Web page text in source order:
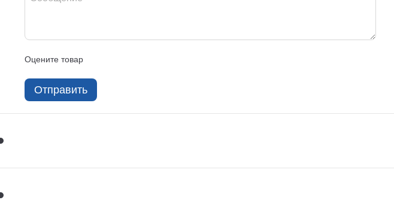
Оцените товар
Отправить